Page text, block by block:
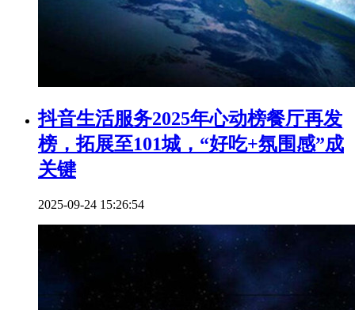
抖音生活服务2025年心动榜餐厅再发
榜，拓展至101城，“好吃+氛围感”成
关键
2025-09-24 15:26:54